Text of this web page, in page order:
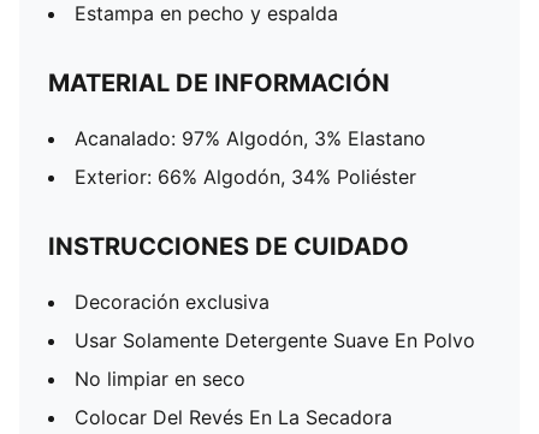
Estampa en pecho y espalda
MATERIAL DE INFORMACIÓN
Acanalado: 97% Algodón, 3% Elastano
Exterior: 66% Algodón, 34% Poliéster
INSTRUCCIONES DE CUIDADO
Decoración exclusiva
Usar Solamente Detergente Suave En Polvo
No limpiar en seco
Colocar Del Revés En La Secadora